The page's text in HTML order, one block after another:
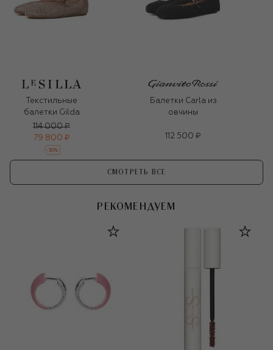
Текстильные
балетки Gilda
114 000 ₽
79 800 ₽
-30%
Балетки Carla из
овчины
112 500 ₽
СМОТРЕТЬ ВСЕ
РЕКОМЕНДУЕМ